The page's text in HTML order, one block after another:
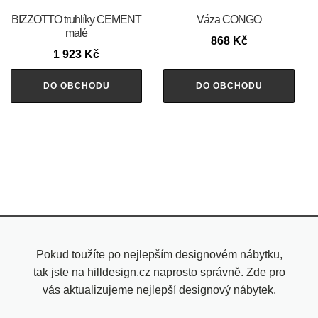
BIZZOTTO truhlíky CEMENT
malé
1 923 Kč
DO OBCHODU
Váza CONGO
868 Kč
DO OBCHODU
Pokud toužíte po nejlepším designovém nábytku,
tak jste na hilldesign.cz naprosto správně. Zde pro
vás aktualizujeme nejlepší designový nábytek.